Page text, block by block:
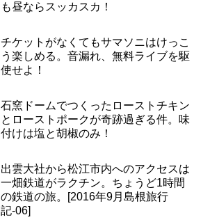
も昼ならスッカスカ！
チケットがなくてもサマソニはけっこ
う楽しめる。音漏れ、無料ライブを駆
使せよ！
石窯ドームでつくったローストチキン
とローストポークが奇跡過ぎる件。味
付けは塩と胡椒のみ！
出雲大社から松江市内へのアクセスは
一畑鉄道がラクチン。ちょうど1時間
の鉄道の旅。[2016年9月島根旅行
記-06]